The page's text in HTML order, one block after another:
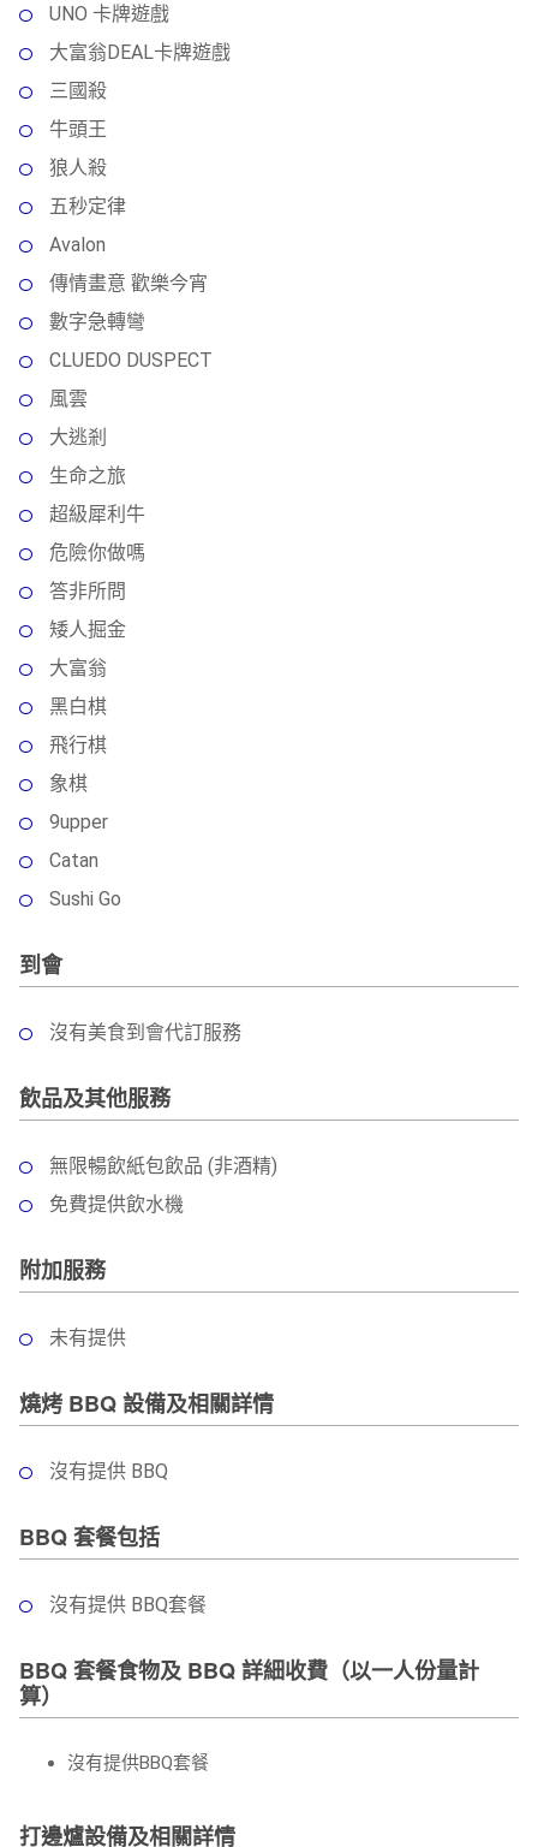
UNO 卡牌遊戲
大富翁DEAL卡牌遊戲
三國殺
牛頭王
狼人殺
五秒定律
Avalon
傳情畫意 歡樂今宵
數字急轉彎
CLUEDO DUSPECT
風雲
大逃剎
生命之旅
超級犀利牛
危險你做嗎
答非所問
矮人掘金
大富翁
黑白棋
飛行棋
象棋
9upper
Catan
Sushi Go
到會
沒有美食到會代訂服務
飲品及其他服務
無限暢飲紙包飲品 (非酒精)
免費提供飲水機
附加服務
未有提供
燒烤 BBQ 設備及相關詳情
沒有提供 BBQ
BBQ 套餐包括
沒有提供 BBQ套餐
BBQ 套餐食物及 BBQ 詳細收費（以一人份量計
算）
沒有提供BBQ套餐
打邊爐設備及相關詳情